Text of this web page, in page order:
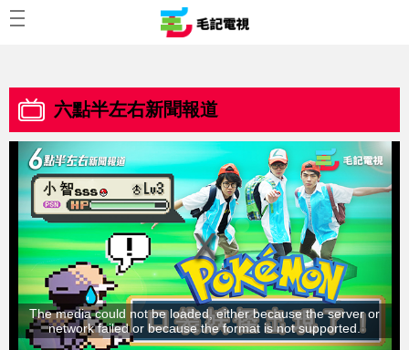
六點半左右新聞報道
The media could not be loaded, either because the server or
network failed or because the format is not supported.